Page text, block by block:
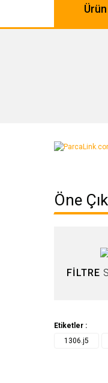
Bu ürünün
Ürün
Bu ürüne
Öne
FİLTRE
Etiketler :
1306.j5